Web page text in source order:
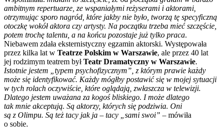
ambitnym repertuarze, ze wspaniałymi reżyserami i aktorami,
otrzymując sporo nagród, które jakby nie było, tworzą tę specyficzną
otoczkę wokół aktora czy artysty. Na początku trzeba mieć szczęście,
potem trochę talentu, a na końcu pozostaje już tylko praca.
Niebawem zdała eksternistyczny egzamin aktorski. Występowała
przez kilka lat w Teatrze Polskim w Warszawie, ale przez 40 lat
jej rodzimym teatrem byłTeatr Dramatyczny w Warszawie.
Istotnie jestem „typem psychofizycznym”, z którym prawie każdy
może się identyfikować. Każdy mógłby postawić się w mojej sytuacji
w tych rolach oczywiście, które oglądają, zwłaszcza w telewizji.
Dlatego jestem uważana za kogoś bliskiego. I może dlatego
tak mnie akceptują. Są aktorzy, których się podziwia. Oni
są z Olimpu. Są też tacy jak ja – tacy „sami swoi” – mówiła
o sobie.